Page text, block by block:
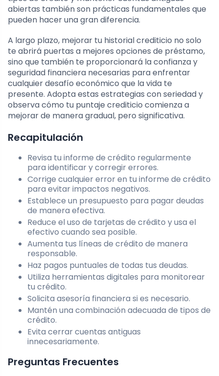
abiertas también son prácticas fundamentales que
pueden hacer una gran diferencia.
A largo plazo, mejorar tu historial crediticio no solo
te abrirá puertas a mejores opciones de préstamo,
sino que también te proporcionará la confianza y
seguridad financiera necesarias para enfrentar
cualquier desafío económico que la vida te
presente. Adopta estas estrategias con seriedad y
observa cómo tu puntaje crediticio comienza a
mejorar de manera gradual, pero significativa.
Recapitulación
Revisa tu informe de crédito regularmente
para identificar y corregir errores.
Corrige cualquier error en tu informe de crédito
para evitar impactos negativos.
Establece un presupuesto para pagar deudas
de manera efectiva.
Reduce el uso de tarjetas de crédito y usa el
efectivo cuando sea posible.
Aumenta tus líneas de crédito de manera
responsable.
Haz pagos puntuales de todas tus deudas.
Utiliza herramientas digitales para monitorear
tu crédito.
Solicita asesoría financiera si es necesario.
Mantén una combinación adecuada de tipos de
crédito.
Evita cerrar cuentas antiguas
innecesariamente.
Preguntas Frecuentes